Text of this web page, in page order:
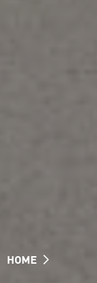
HOME